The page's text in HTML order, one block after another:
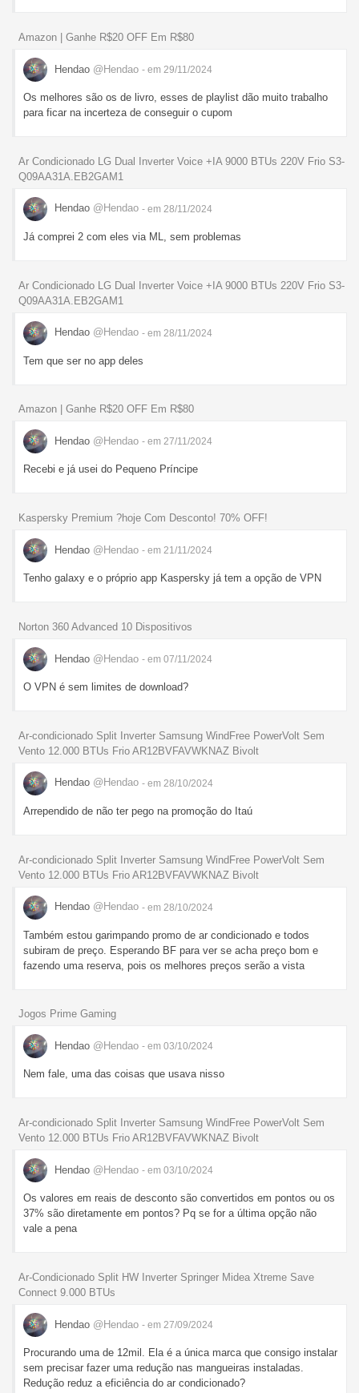
Amazon | Ganhe R$20 OFF Em R$80
Hendao @Hendao - em 29/11/2024
Os melhores são os de livro, esses de playlist dão muito trabalho
para ficar na incerteza de conseguir o cupom
Ar Condicionado LG Dual Inverter Voice +IA 9000 BTUs 220V Frio S3-
Q09AA31A.EB2GAM1
Hendao @Hendao - em 28/11/2024
Já comprei 2 com eles via ML, sem problemas
Ar Condicionado LG Dual Inverter Voice +IA 9000 BTUs 220V Frio S3-
Q09AA31A.EB2GAM1
Hendao @Hendao - em 28/11/2024
Tem que ser no app deles
Amazon | Ganhe R$20 OFF Em R$80
Hendao @Hendao - em 27/11/2024
Recebi e já usei do Pequeno Príncipe
Kaspersky Premium ?hoje Com Desconto! 70% OFF!
Hendao @Hendao - em 21/11/2024
Tenho galaxy e o próprio app Kaspersky já tem a opção de VPN
Norton 360 Advanced 10 Dispositivos
Hendao @Hendao - em 07/11/2024
O VPN é sem limites de download?
Ar-condicionado Split Inverter Samsung WindFree PowerVolt Sem
Vento 12.000 BTUs Frio AR12BVFAVWKNAZ Bivolt
Hendao @Hendao - em 28/10/2024
Arrependido de não ter pego na promoção do Itaú
Ar-condicionado Split Inverter Samsung WindFree PowerVolt Sem
Vento 12.000 BTUs Frio AR12BVFAVWKNAZ Bivolt
Hendao @Hendao - em 28/10/2024
Também estou garimpando promo de ar condicionado e todos
subiram de preço. Esperando BF para ver se acha preço bom e
fazendo uma reserva, pois os melhores preços serão a vista
Jogos Prime Gaming
Hendao @Hendao - em 03/10/2024
Nem fale, uma das coisas que usava nisso
Ar-condicionado Split Inverter Samsung WindFree PowerVolt Sem
Vento 12.000 BTUs Frio AR12BVFAVWKNAZ Bivolt
Hendao @Hendao - em 03/10/2024
Os valores em reais de desconto são convertidos em pontos ou os
37% são diretamente em pontos? Pq se for a última opção não
vale a pena
Ar-Condicionado Split HW Inverter Springer Midea Xtreme Save
Connect 9.000 BTUs
Hendao @Hendao - em 27/09/2024
Procurando uma de 12mil. Ela é a única marca que consigo instalar
sem precisar fazer uma redução nas mangueiras instaladas.
Redução reduz a eficiência do ar condicionado?